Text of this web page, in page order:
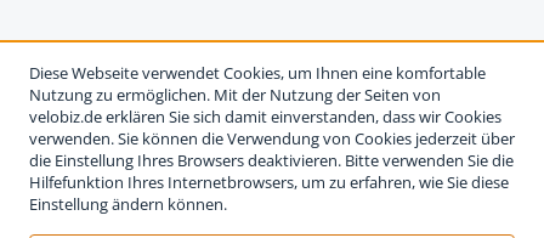
Diese Webseite verwendet Cookies, um Ihnen eine komfortable
Nutzung zu ermöglichen. Mit der Nutzung der Seiten von
velobiz.de erklären Sie sich damit einverstanden, dass wir Cookies
verwenden. Sie können die Verwendung von Cookies jederzeit über
die Einstellung Ihres Browsers deaktivieren. Bitte verwenden Sie die
Hilfefunktion Ihres Internetbrowsers, um zu erfahren, wie Sie diese
Einstellung ändern können.